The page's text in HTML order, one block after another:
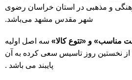
و مذهبی در استان خراسان رضوی
شهر مقدس مشهد می‌باشد.
مناسب» و «تتوع کالا» سه اصل اولیه
نخستین روز تاسیس سعی کرده به آن
پایبند می باشد .